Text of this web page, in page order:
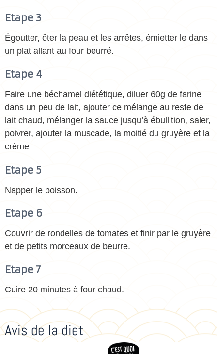
Etape 3
Égoutter, ôter la peau et les arrêtes, émietter le dans
un plat allant au four beurré.
Etape 4
Faire une béchamel diététique, diluer 60g de farine
dans un peu de lait, ajouter ce mélange au reste de
lait chaud, mélanger la sauce jusqu’à ébullition, saler,
poivrer, ajouter la muscade, la moitié du gruyère et la
crème
Etape 5
Napper le poisson.
Etape 6
Couvrir de rondelles de tomates et finir par le gruyère
et de petits morceaux de beurre.
Etape 7
Cuire 20 minutes à four chaud.
Avis de la diet